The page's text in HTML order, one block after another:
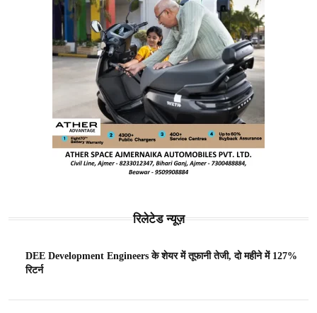
रिलेटेड न्यूज़
DEE Development Engineers के शेयर में तूफानी तेजी, दो महीने में 127%
रिटर्न